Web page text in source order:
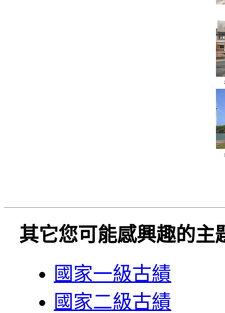
其它您可能感興趣的主
國家一級古績
國家二級古績